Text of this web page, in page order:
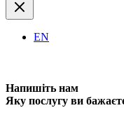
EN
Напишіть нам
Яку послугу ви